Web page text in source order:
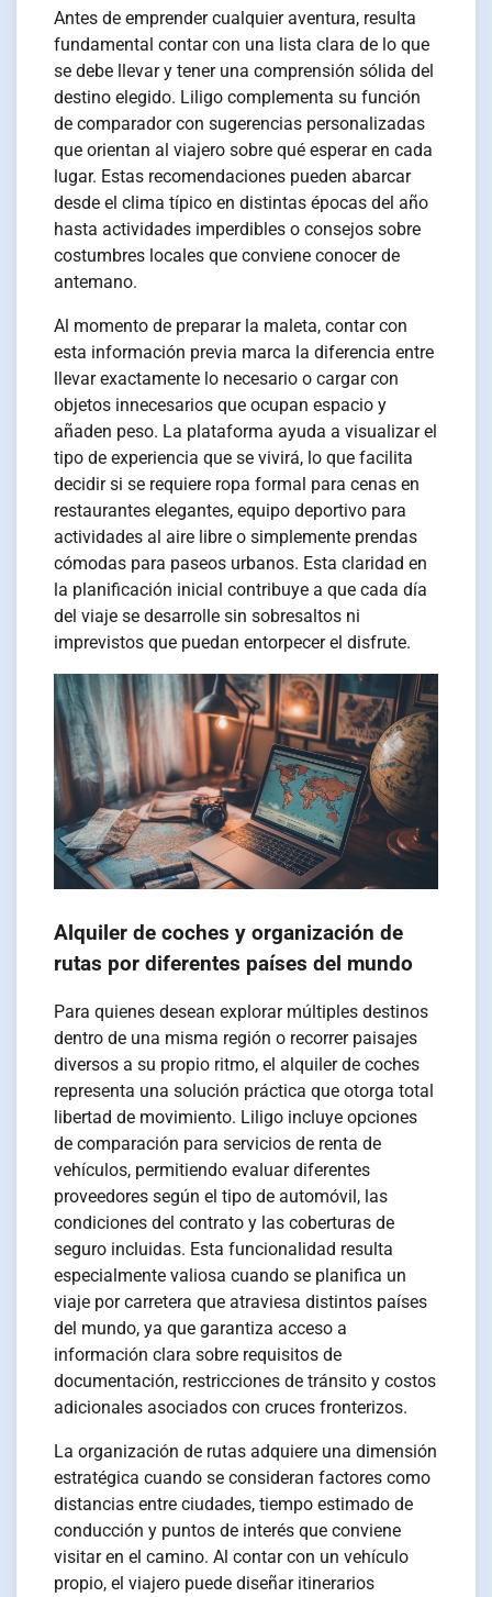
Antes de emprender cualquier aventura, resulta
fundamental contar con una lista clara de lo que
se debe llevar y tener una comprensión sólida del
destino elegido. Liligo complementa su función
de comparador con sugerencias personalizadas
que orientan al viajero sobre qué esperar en cada
lugar. Estas recomendaciones pueden abarcar
desde el clima típico en distintas épocas del año
hasta actividades imperdibles o consejos sobre
costumbres locales que conviene conocer de
antemano.
Al momento de preparar la maleta, contar con
esta información previa marca la diferencia entre
llevar exactamente lo necesario o cargar con
objetos innecesarios que ocupan espacio y
añaden peso. La plataforma ayuda a visualizar el
tipo de experiencia que se vivirá, lo que facilita
decidir si se requiere ropa formal para cenas en
restaurantes elegantes, equipo deportivo para
actividades al aire libre o simplemente prendas
cómodas para paseos urbanos. Esta claridad en
la planificación inicial contribuye a que cada día
del viaje se desarrolle sin sobresaltos ni
imprevistos que puedan entorpecer el disfrute.
Alquiler de coches y organización de
rutas por diferentes países del mundo
Para quienes desean explorar múltiples destinos
dentro de una misma región o recorrer paisajes
diversos a su propio ritmo, el alquiler de coches
representa una solución práctica que otorga total
libertad de movimiento. Liligo incluye opciones
de comparación para servicios de renta de
vehículos, permitiendo evaluar diferentes
proveedores según el tipo de automóvil, las
condiciones del contrato y las coberturas de
seguro incluidas. Esta funcionalidad resulta
especialmente valiosa cuando se planifica un
viaje por carretera que atraviesa distintos países
del mundo, ya que garantiza acceso a
información clara sobre requisitos de
documentación, restricciones de tránsito y costos
adicionales asociados con cruces fronterizos.
La organización de rutas adquiere una dimensión
estratégica cuando se consideran factores como
distancias entre ciudades, tiempo estimado de
conducción y puntos de interés que conviene
visitar en el camino. Al contar con un vehículo
propio, el viajero puede diseñar itinerarios